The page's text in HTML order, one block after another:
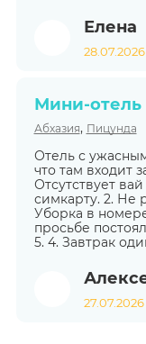
Елена
28.07.2026
Мини-отель
Абхазия, Пицунда
Отель с
что там входит
Отсутствует
симкарту. 2. Не
Уборка в
просьбе
5. 4. Завтрак
27.07.2026